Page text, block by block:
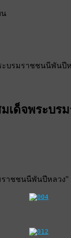
บรมราชชนนีพันปี
เด็จพระบร
าชชนนีพันปีหลวง"